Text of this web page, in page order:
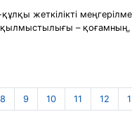
жеткiлiктi
–
8 9 10 11 12